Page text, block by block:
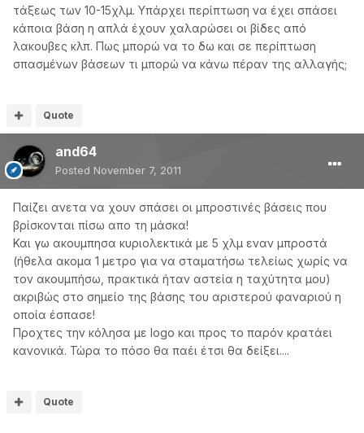
τάξεως των 10-15χλμ. Υπάρχει περίπτωση να έχει σπάσει
κάποια βάση η απλά έχουν χαλαρώσει οι βίδες από
λακουβες κλπ. Πως μπορώ να το δω και σε περίπτωση
σπασμένων βάσεων τι μπορώ να κάνω πέραν της αλλαγής;
Quote
and64
Posted November 7, 2011
Παίζει ανετα να χουν σπάσει οι μπροστινές βάσεις που
βρίσκονται πίσω απο τη μάσκα!
Και γω ακουμπησα κυριολεκτικά με 5 χλμ εναν μπροστά
(ήθελα ακομα 1 μετρο για να σταματήσω τελείως χωρίς να
τον ακουμπήσω, πρακτικά ήταν αστεία η ταχύτητα μου)
ακριβώς στο σημείο της βάσης του αριστερού φαναριού η
οποία έσπασε!
Προχτες την κόλησα με logo και προς το παρόν κρατάει
κανονικά. Τώρα το πόσο θα παέι έτσι θα δείξει....
Quote